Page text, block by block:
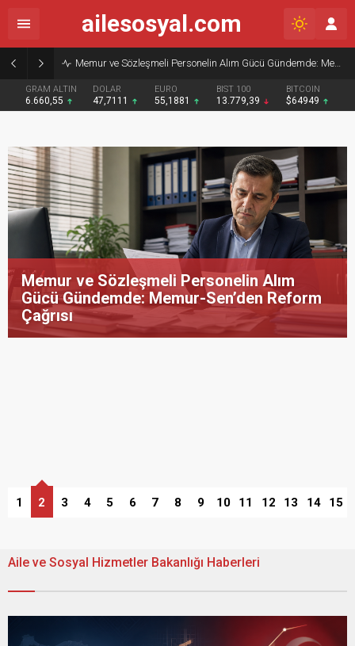
Memur ve Sözleşmeli Personelin Alım Gücü Gündemde: Memur-Sen’den Reform Çağrısı
GRAM ALTIN
6.660,55
DOLAR
47,7111
EURO
55,1881
BIST 100
13.779,39
BITCOIN
$64949
ailesosyal.com
Memur ve Sözleşmeli Personelin Alım
Gücü Gündemde: Memur-Sen’den Reform
Çağrısı
1 2 3 4 5 6 7 8 9 10 11 12 13 14 15
Aile ve Sosyal Hizmetler Bakanlığı Haberleri